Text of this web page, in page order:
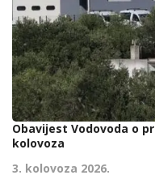
Obavijest Vodovoda o
kolovoza
3. kolovoza 2026.